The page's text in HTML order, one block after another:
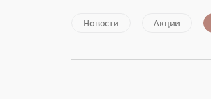
Новости Акции